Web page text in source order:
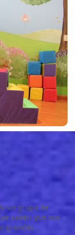
un grupo de
saben que nos
grandes.